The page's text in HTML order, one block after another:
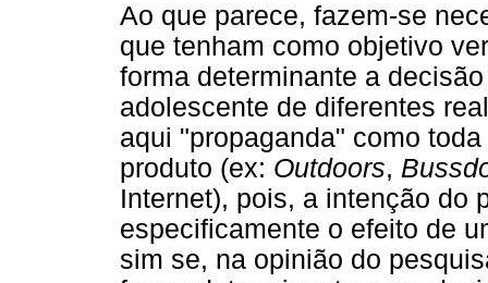
Ao que parece, fazem-se
que tenham como objetivo
forma determinante a
adolescente de diferentes
aqui "propaganda" como
produto (ex: Outdoors,
Internet), pois, a intenção do
especificamente o efeito de
sim se, na opinião do